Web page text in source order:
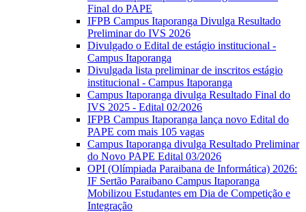
Final do PAPE
IFPB Campus Itaporanga Divulga Resultado
Preliminar do IVS 2026
Divulgado o Edital de estágio institucional -
Campus Itaporanga
Divulgada lista preliminar de inscritos estágio
institucional - Campus Itaporanga
Campus Itaporanga divulga Resultado Final do
IVS 2025 - Edital 02/2026
IFPB Campus Itaporanga lança novo Edital do
PAPE com mais 105 vagas
Campus Itaporanga divulga Resultado Preliminar
do Novo PAPE Edital 03/2026
OPI (Olímpiada Paraibana de Informática) 2026:
IF Sertão Paraibano Campus Itaporanga
Mobilizou Estudantes em Dia de Competição e
Integração